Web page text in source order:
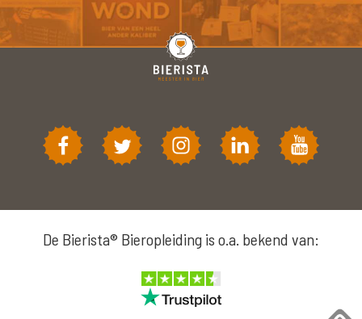
De Bierista® Bieropleiding is o.a. bekend van: